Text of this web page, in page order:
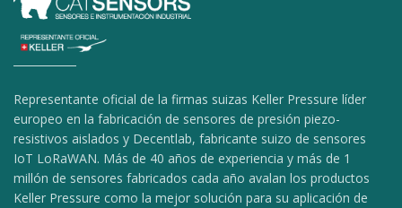
Representante oficial de la firmas suizas Keller Pressure líder
europeo en la fabricación de sensores de presión piezo-
resistivos aislados y Decentlab, fabricante suizo de sensores
IoT LoRaWAN. Más de 40 años de experiencia y más de 1
millón de sensores fabricados cada año avalan los productos
Keller Pressure como la mejor solución para su aplicación de